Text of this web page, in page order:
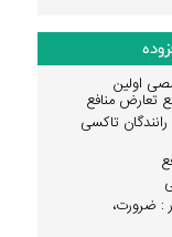
اولین
تعارض منافع
رانندگان تاکسی
: ضرورت،